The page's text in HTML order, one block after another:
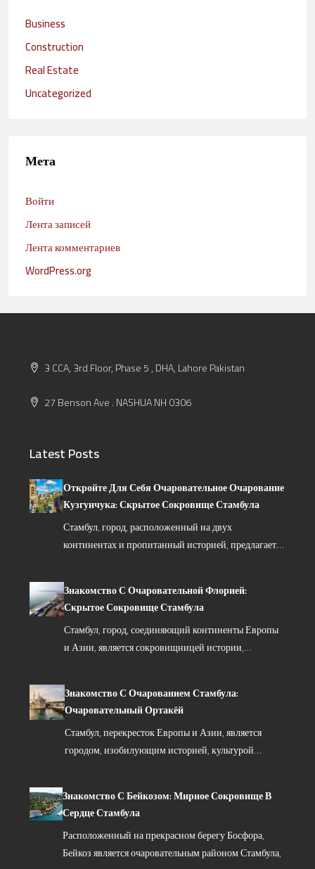
Business
Construction
Real Estate
Uncategorized
Мета
Войти
Лента записей
Лента комментариев
WordPress.org
3 CCA, 3rd Floor, Phase 5 , DHA, Lahore Pakistan
27 Benson Ave . NASHUA NH 0306
Latest Posts
Откройте Для Себя Очаровательное Очарование
Кузгунчука: Скрытое Сокровище Стамбула
Стамбул, город, расположенный на двух
континентах и пропитанный историей, предлагает…
Знакомство С Очаровательной Флорией:
Скрытое Сокровище Стамбула
Стамбул, город, соединяющий континенты Европы
и Азии, является сокровищницей истории,…
Знакомство С Очарованием Стамбула:
Очаровательный Ортакёй
Стамбул, перекресток Европы и Азии, является
городом, изобилующим историей, культурой…
Знакомство С Бейкозом: Мирное Сокровище В
Сердце Стамбула
Расположенный на прекрасном берегу Босфора,
Бейкоз является очаровательным районом Стамбула,